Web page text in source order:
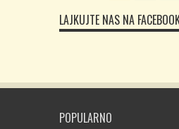
LAJKUJTE NAS NA
POPULARNO